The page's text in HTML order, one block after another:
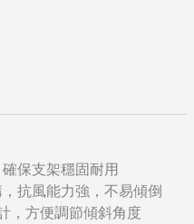
保支架穩固耐用
抗風能力強，不易傾倒
，方便調節傾斜角度